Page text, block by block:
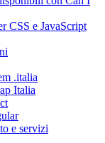
CSS e JavaScript
.italia
Italia
e servizi